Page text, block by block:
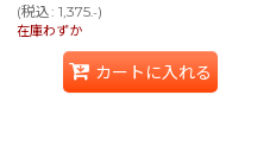
(税込: 1,375.-)
在庫わずか
カートに入れる